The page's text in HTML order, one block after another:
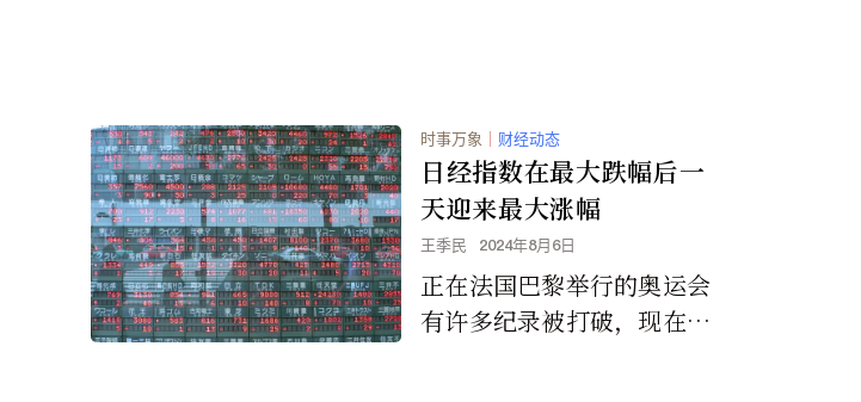
时事万象 ｜ 财经动态
日经指数在最大跌幅后一
天迎来最大涨幅
王季民 2024年8月6日
正在法国巴黎举行的奥运会
有许多纪录被打破，现在日